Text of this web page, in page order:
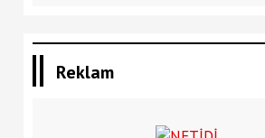
Reklam